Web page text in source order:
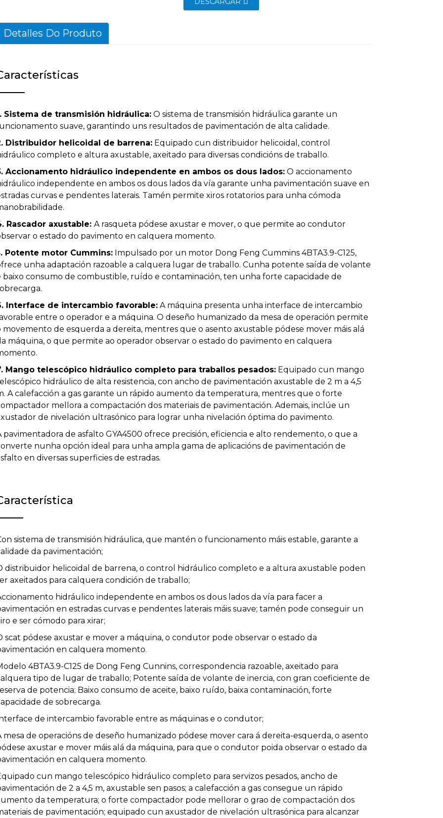
Detalles Do Produto
Sistema de transmisión hidráulica: O sistema de transmisión hidráulica garante un
suave, garantindo uns resultados de pavimentación de alta calidade.
Distribuidor helicoidal de barrena: Equipado cun distribuidor helicoidal, control
completo e altura axustable, axeitado para diversas condicións de traballo.
Accionamento hidráulico independente en ambos os dous lados: O accionamento
independente en ambos os dous lados da vía garante unha pavimentación suave en
curvas e pendentes laterais. Tamén permite xiros rotatorios para unha cómoda
Rascador axustable: A rasqueta pódese axustar e mover, o que permite ao condutor
o estado do pavimento en calquera momento.
Potente motor Cummins: Impulsado por un motor Dong Feng Cummins 4BTA3.9-C125,
unha adaptación razoable a calquera lugar de traballo. Cunha potente saída de volante
baixo consumo de combustible, ruído e contaminación, ten unha forte capacidade de
Interface de intercambio favorable: A máquina presenta unha interface de intercambio
entre o operador e a máquina. O deseño humanizado da mesa de operación permite
movemento de esquerda a dereita, mentres que o asento axustable pódese mover máis alá
máquina, o que permite ao operador observar o estado do pavimento en calquera
Mango telescópico hidráulico completo para traballos pesados: Equipado cun mango
hidráulico de alta resistencia, con ancho de pavimentación axustable de 2 m a 4,5
A calefacción a gas garante un rápido aumento da temperatura, mentres que o forte
mellora a compactación dos materiais de pavimentación. Ademais, inclúe un
de nivelación ultrasónico para lograr unha nivelación óptima do pavimento.
pavimentadora de asfalto GYA4500 ofrece precisión, eficiencia e alto rendemento, o que a
nunha opción ideal para unha ampla gama de aplicacións de pavimentación de
en diversas superficies de estradas.
sistema de transmisión hidráulica, que mantén o funcionamento máis estable, garante a
da pavimentación;
distribuidor helicoidal de barrena, o control hidráulico completo e a altura axustable poden
axeitados para calquera condición de traballo;
hidráulico independente en ambos os dous lados da vía para facer a
en estradas curvas e pendentes laterais máis suave; tamén pode conseguir un
e ser cómodo para xirar;
scat pódese axustar e mover a máquina, o condutor pode observar o estado da
en calquera momento.
4BTA3.9-C125 de Dong Feng Cunnins, correspondencia razoable, axeitado para
tipo de lugar de traballo; Potente saída de volante de inercia, con gran coeficiente de
de potencia; Baixo consumo de aceite, baixo ruído, baixa contaminación, forte
de sobrecarga.
de intercambio favorable entre as máquinas e o condutor;
mesa de operacións de deseño humanizado pódese mover cara á dereita-esquerda, o asento
axustar e mover máis alá da máquina, para que o condutor poida observar o estado da
en calquera momento.
cun mango telescópico hidráulico completo para servizos pesados, ancho de
de 2 a 4,5 m, axustable sen pasos; a calefacción a gas consegue un rápido
da temperatura; o forte compactador pode mellorar o grao de compactación dos
de pavimentación; equipado cun axustador de nivelación ultrasónica para alcanzar